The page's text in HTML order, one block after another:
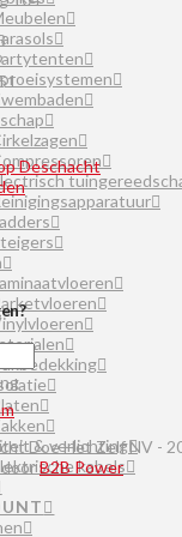
& verlichting
kabels
Deschacht
Doe Het Zelf NV -
B2B Power